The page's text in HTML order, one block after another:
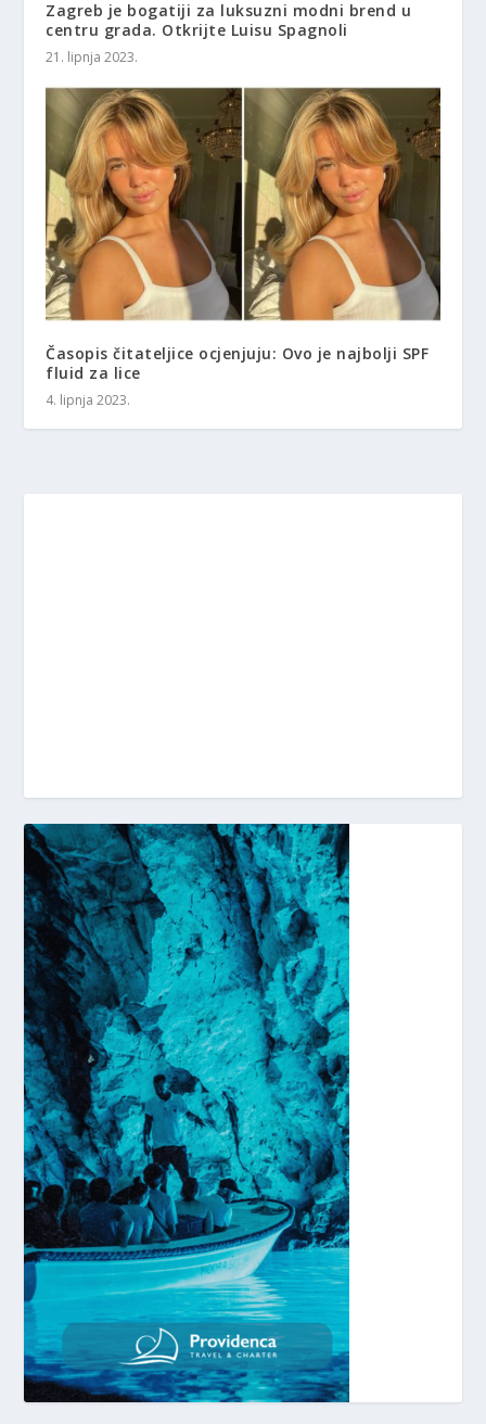
Zagreb je bogatiji za luksuzni modni brend u
centru grada. Otkrijte Luisu Spagnoli
21. lipnja 2023.
Časopis čitateljice ocjenjuju: Ovo je najbolji SPF
fluid za lice
4. lipnja 2023.